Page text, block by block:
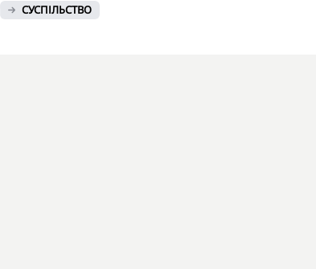
СУСПІЛЬСТВО